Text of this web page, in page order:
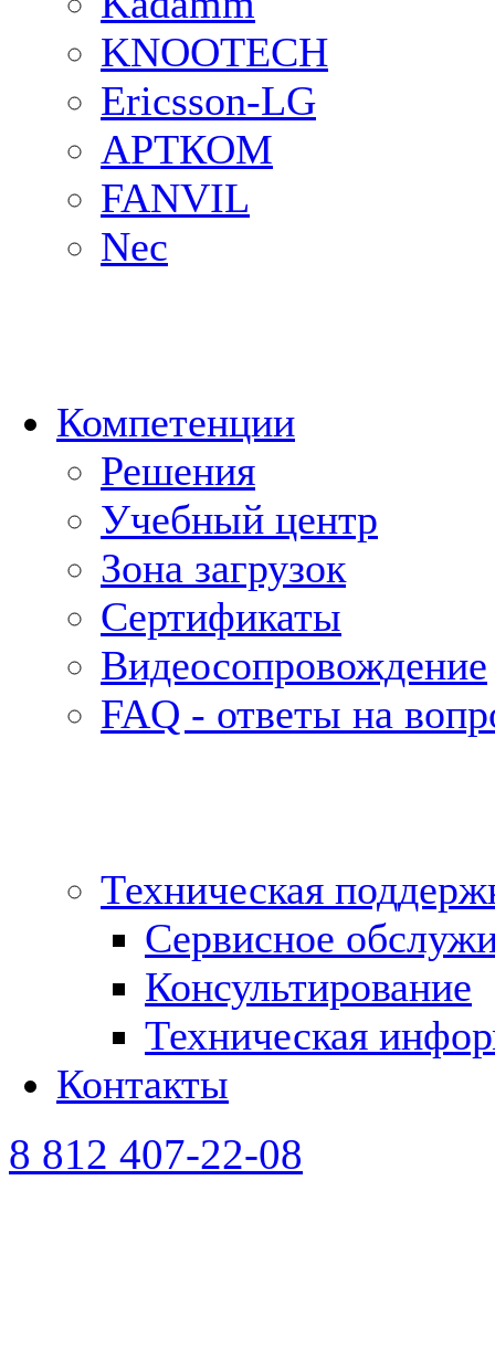
KNOOTECH
Ericsson-LG
АРТКОМ
FANVIL
Nec
Компетенции
Решения
Учебный центр
Зона загрузок
Сертификаты
Видеосопровождение
FAQ - ответы на
Техническая
Сервисное
Консультирование
Техническая
Контакты
8 812 407-22-08